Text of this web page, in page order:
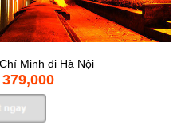
Minh đi Hà Nội